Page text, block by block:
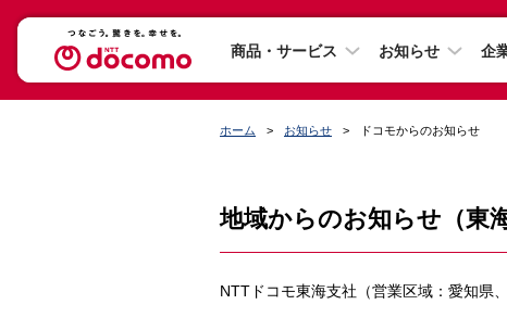
商品・サービス お知らせ 企
ホーム お知らせ ドコモからのお知らせ
地域からのお知らせ（東海
NTTドコモ東海支社（営業区域：愛知県